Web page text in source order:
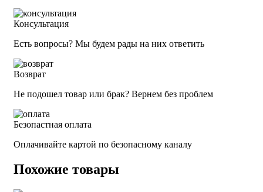
Консультация
Есть вопросы? Мы будем рады на них ответить
Возврат
Не подошел товар или брак? Вернем без проблем
Безопастная оплата
Оплачивайте картой по безопасному каналу
Похожие товары